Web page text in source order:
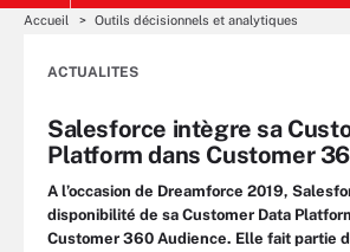
Accueil Outils décisionnels et analytiques
ACTUALITES
Salesforce intègre sa
Platform dans Customer
A l’occasion de Dreamforce 2019,
disponibilité de sa Customer Data
Customer 360 Audience. Elle fait partie